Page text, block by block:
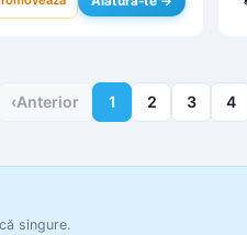
‹Anterior 1 2 3 4
singure.